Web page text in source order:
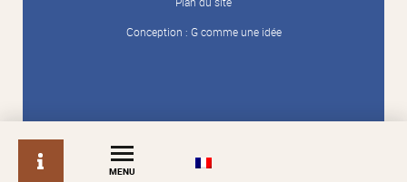
info
MENU
Conception : G comme une idée